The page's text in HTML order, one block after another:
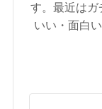
す。最近はガ
いい・面白